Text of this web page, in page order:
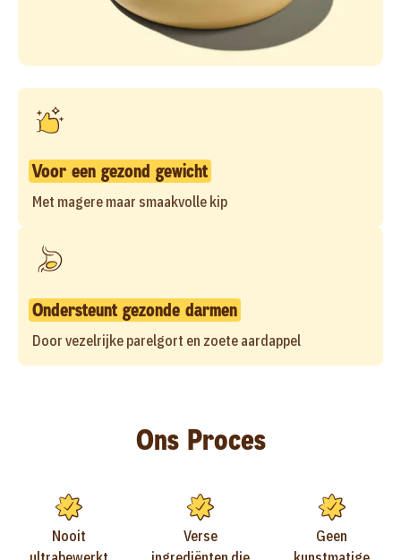
Voor een gezond gewicht
Met magere maar smaakvolle kip
Ondersteunt gezonde darmen
Door vezelrijke parelgort en zoete aardappel
Ons Proces
Nooit
Verse
Geen